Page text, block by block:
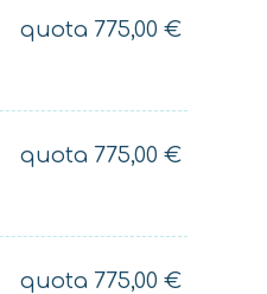
quota 775,00 €
quota 775,00 €
quota 775,00 €